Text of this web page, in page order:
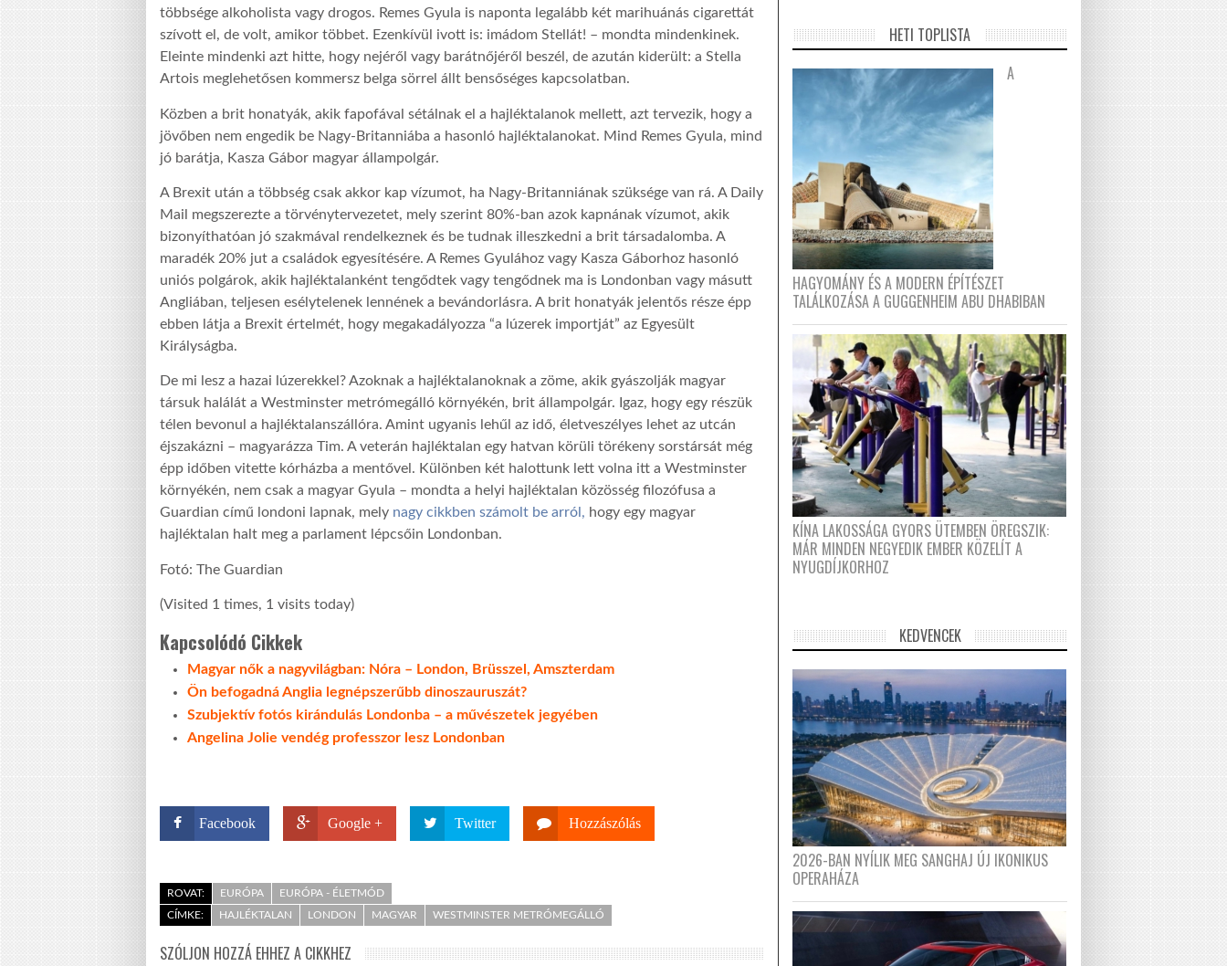
többsége alkoholista vagy drogos. Remes Gyula is naponta legalább két marihuánás cigarettát
szívott el, de volt, amikor többet. Ezenkívül ivott is: imádom Stellát! – mondta mindenkinek.
Eleinte mindenki azt hitte, hogy nejéről vagy barátnőjéről beszél, de azután kiderült: a Stella
Artois meglehetősen kommersz belga sörrel állt bensőséges kapcsolatban.
Közben a brit honatyák, akik fapofával sétálnak el a hajléktalanok mellett, azt tervezik, hogy a
jövőben nem engedik be Nagy-Britanniába a hasonló hajléktalanokat. Mind Remes Gyula, mind
jó barátja, Kasza Gábor magyar állampolgár.
A Brexit után a többség csak akkor kap vízumot, ha Nagy-Britanniának szüksége van rá. A Daily
Mail megszerezte a törvénytervezetet, mely szerint 80%-ban azok kapnának vízumot, akik
bizonyíthatóan jó szakmával rendelkeznek és be tudnak illeszkedni a brit társadalomba. A
maradék 20% jut a családok egyesítésére. A Remes Gyulához vagy Kasza Gáborhoz hasonló
uniós polgárok, akik hajléktalanként tengődtek vagy tengődnek ma is Londonban vagy másutt
Angliában, teljesen esélytelenek lennének a bevándorlásra. A brit honatyák jelentős része épp
ebben látja a Brexit értelmét, hogy megakadályozza “a lúzerek importját” az Egyesült
Királyságba.
De mi lesz a hazai lúzerekkel? Azoknak a hajléktalanoknak a zöme, akik gyászolják magyar
társuk halálát a Westminster metrómegálló környékén, brit állampolgár. Igaz, hogy egy részük
télen bevonul a hajléktalanszállóra. Amint ugyanis lehűl az idő, életveszélyes lehet az utcán
éjszakázni – magyarázza Tim. A veterán hajléktalan egy hatvan körüli törékeny sorstársát még
épp időben vitette kórházba a mentővel. Különben két halottunk lett volna itt a Westminster
környékén, nem csak a magyar Gyula – mondta a helyi hajléktalan közösség filozófusa a
Guardian című londoni lapnak, mely nagy cikkben számolt be arról, hogy egy magyar
hajléktalan halt meg a parlament lépcsőin Londonban.
Fotó: The Guardian
(Visited 1 times, 1 visits today)
Kapcsolódó Cikkek
Magyar nők a nagyvilágban: Nóra – London, Brüsszel, Amszterdam
Ön befogadná Anglia legnépszerűbb dinoszauruszát?
Szubjektív fotós kirándulás Londonba – a művészetek jegyében
Angelina Jolie vendég professzor lesz Londonban
Facebook Google + Twitter Hozzászólás
ROVAT: EURÓPA
EURÓPA - ÉLETMÓD
CÍMKE:
HAJLÉKTALAN LONDON MAGYAR WESTMINSTER METRÓMEGÁLLÓ
SZÓLJON HOZZÁ EHHEZ A CIKKHEZ
HETI TOPLISTA
A
HAGYOMÁNY ÉS A MODERN ÉPÍTÉSZET
TALÁLKOZÁSA A GUGGENHEIM ABU DHABIBAN
KÍNA LAKOSSÁGA GYORS ÜTEMBEN ÖREGSZIK:
MÁR MINDEN NEGYEDIK EMBER KÖZELÍT A
NYUGDÍJKORHOZ
KEDVENCEK
2026-BAN NYÍLIK MEG SANGHAJ ÚJ IKONIKUS
OPERAHÁZA